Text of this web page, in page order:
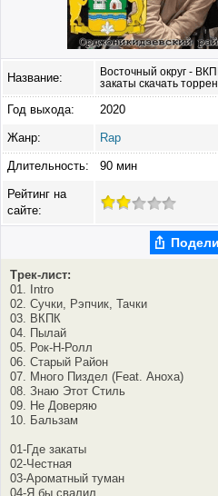
Название:
Восточный округ -
закаты скачать
Год выхода: 2020
Жанр: Rap
Длительность: 90 мин
Рейтинг на
сайте:
Трек-лист:
01. Intro
02. Сучки, Рэпчик, Тачки
03. ВКПК
04. Пылай
05. Рок-Н-Ролл
06. Старый Район
07. Много Пиздел (Feat. Аноха)
08. Знаю Этот Стиль
09. Не Доверяю
10. Бальзам
01-Где закаты
02-Честная
03-Ароматный туман
04-Я бы свалил